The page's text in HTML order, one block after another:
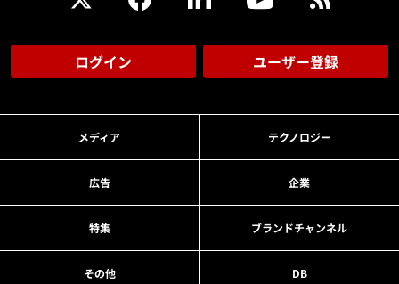
ログイン ユーザー登録
メディア テクノロジー
広告 企業
特集 ブランドチャンネル
その他 DB